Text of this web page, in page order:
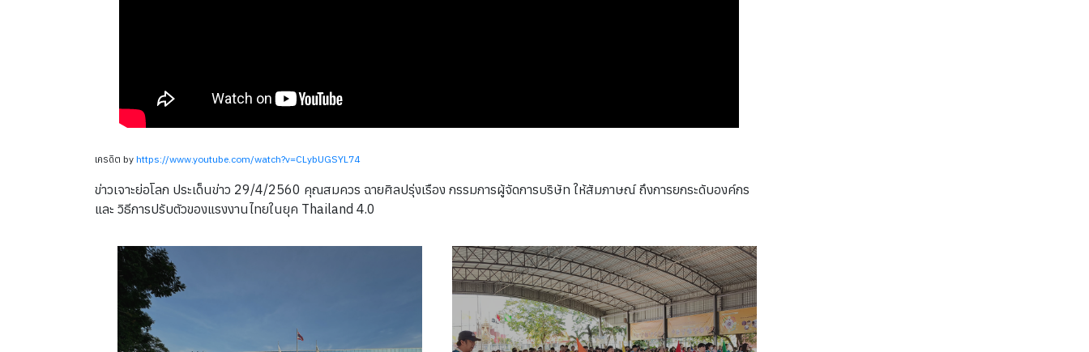
เครดิต by https://www.youtube.com/watch?v=CLybUGSYL74
ข่าวเจาะย่อโลก ประเด็นข่าว 29/4/2560 คุณสมควร ฉายศิลปรุ่งเรือง กรรมการผู้จัดการบริษัท ให้สัมภาษณ์ ถึงการยกระดับองค์กร
และ วิธีการปรับตัวของแรงงานไทยในยุค Thailand 4.0